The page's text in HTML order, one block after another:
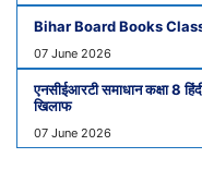
Bihar Board Books
07 June 2026
एनसीईआरटी समाधान कक्षा 8
खिलाफ
07 June 2026